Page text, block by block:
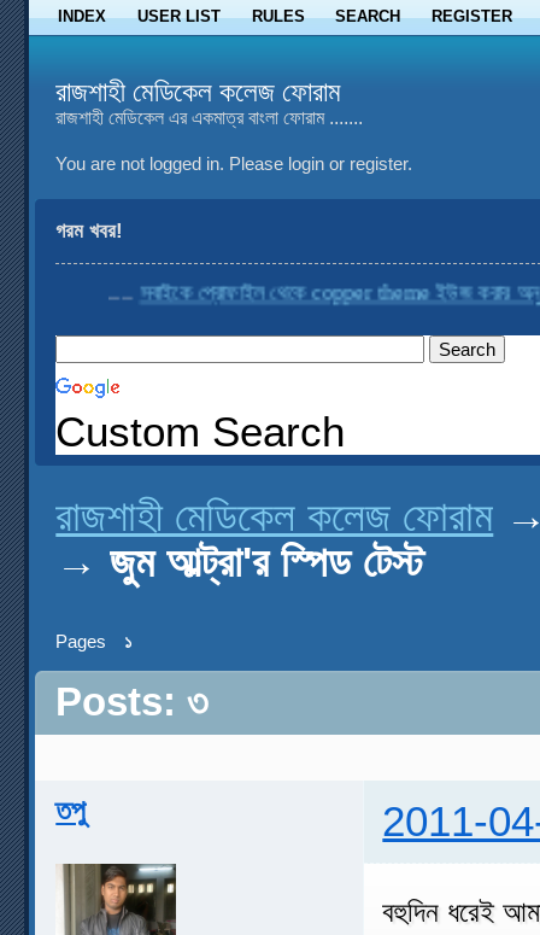
INDEX USER LIST RULES SEARCH REGISTER
রাজশাহী মেডিকেল কলেজ ফোরাম
রাজশাহী মেডিকেল এর একমাত্র বাংলা ফোরাম .......
You are not logged in. Please login or register.
গরম খবর!
....সবাইকে প্রোফাইল থেকে copper theme ইউজ করার
Custom Search
রাজশাহী মেডিকেল কলেজ ফোরাম
→জুম আল্ট্রা'র স্পিড টেস্ট
Pages ১
Posts: ৩
তপু 2011-
বহুদিন ধরেই